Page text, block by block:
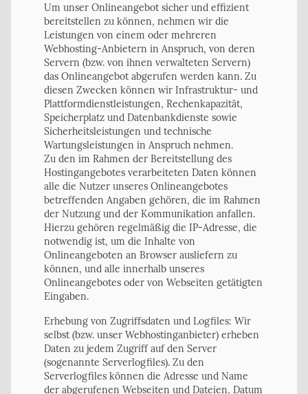
​Um unser Onlineangebot sicher und effizient
bereitstellen zu können, nehmen wir die
Leistungen von einem oder mehreren
Webhosting-Anbietern in Anspruch, von deren
Servern (bzw. von ihnen verwalteten Servern)
das Onlineangebot abgerufen werden kann. Zu
diesen Zwecken können wir Infrastruktur- und
Plattformdienstleistungen, Rechenkapazität,
Speicherplatz und Datenbankdienste sowie
Sicherheitsleistungen und technische
Wartungsleistungen in Anspruch nehmen.
Zu den im Rahmen der Bereitstellung des
Hostingangebotes verarbeiteten Daten können
alle die Nutzer unseres Onlineangebotes
betreffenden Angaben gehören, die im Rahmen
der Nutzung und der Kommunikation anfallen.
Hierzu gehören regelmäßig die IP-Adresse, die
notwendig ist, um die Inhalte von
Onlineangeboten an Browser ausliefern zu
können, und alle innerhalb unseres
Onlineangebotes oder von Webseiten getätigten
Eingaben.
Erhebung von Zugriffsdaten und Logfiles: Wir
selbst (bzw. unser Webhostinganbieter) erheben
Daten zu jedem Zugriff auf den Server
(sogenannte Serverlogfiles). Zu den
Serverlogfiles können die Adresse und Name
der abgerufenen Webseiten und Dateien, Datum